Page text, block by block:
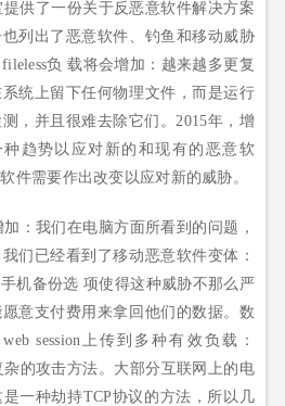
提供了一份关于反恶意软件解决方案
列出了恶意软件、钓鱼和移动威胁
负 载将会增加：越来越多更复
统上留下任何物理文件，而是运行
，并且很难去除它们。2015年，增
趋势以应对新的和现有的恶意软
件需要作出改变以应对新的威胁。
我们在电脑方面所看到的问题，
们已经看到了移动恶意软件变体：
机备份选 项使得这种威胁不那么严
意支付费用来拿回他们的数据。数
session上传到多种有效负载：
杂的攻击方法。大部分互联网上的电
一种劫持TCP协议的方法，所以几